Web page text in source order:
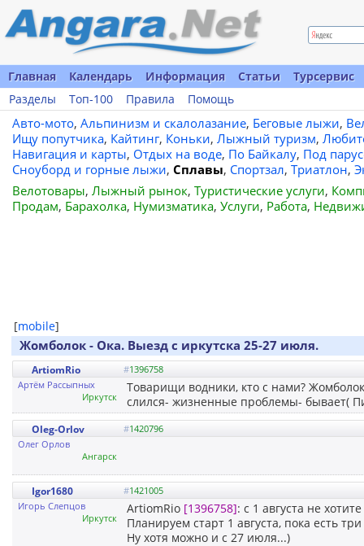
Главная Календарь Информация Статьи
Турсервис
Разделы
Топ-100 Правила Помощь
Авто-мото, Альпинизм и скалолазание, Беговые лыжи,
Ищу попутчика, Кайтинг, Коньки, Лыжный туризм,
Навигация и карты, Отдых на воде, По Байкалу, Под
Сноуборд и горные лыжи, Сплавы, Спортзал, Триатлон,
Велотовары, Лыжный рынок, Туристические услуги,
Продам, Барахолка, Нумизматика, Услуги, Работа,
[mobile]
Жомболок - Ока. Выезд с иркутска 25-27 июля.
ArtiomRio #1396758
Артём Рассыпных
Иркутск
Товарищи водники, кто с нами?
слился- жизненные проблемы- бывает(
Oleg-Orlov #1420796
Олег Орлов
Ангарск
Igor1680 #1421005
Игорь Слепцов
Иркутск
ArtiomRio [1396758]: с 1 августа не
Планируем старт 1 августа, пока есть
Ну хотя можно и с 27 июля...)